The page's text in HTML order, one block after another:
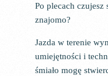
Po plecach czujesz
znajomo?
Jazda w terenie
umiejętności i
śmiało mogę